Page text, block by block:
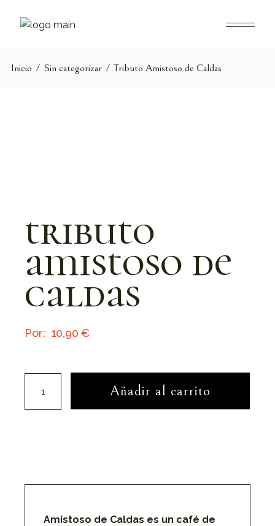
contenido
Inicio Sin categorizar Tributo Amistoso de Caldas
tributo
amistoso de
caldas
10,90€
Tributo Amistoso de Caldas cantidad
Añadir al carrito
Amistoso de Caldas es un café de